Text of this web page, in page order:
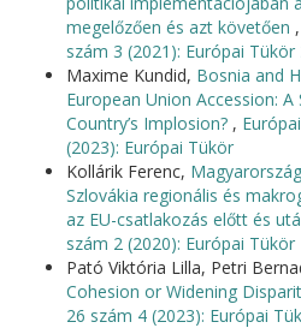
megelőzően és azt követően ,
szám 3 (2021): Európai
Maxime Kundid, Bosnia and
European Union Accession:
Country’s Implosion? ,
(2023): Európai Tükör
Kollárik Ferenc,
Szlovákia regionális és
az EU-csatlakozás előtt és
szám 2 (2020): Európai Tükör
Pató Viktória Lilla, Petri
Cohesion or Widening
26 szám 4 (2023): Európai